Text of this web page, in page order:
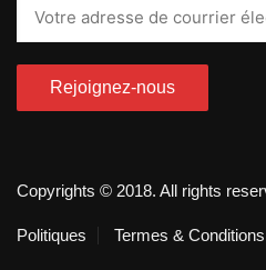
Copyrights © 2018. All rights
Politiques Termes & Conditions